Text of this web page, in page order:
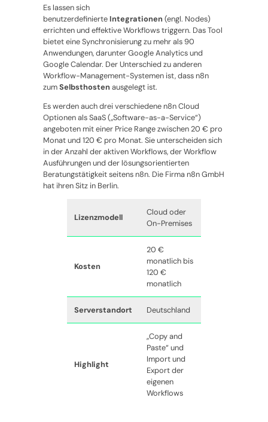
Es lassen sich
benutzerdefinierte Integrationen (engl. Nodes)
errichten und effektive Workflows triggern. Das Tool
bietet eine Synchronisierung zu mehr als 90
Anwendungen, darunter Google Analytics und
Google Calendar. Der Unterschied zu anderen
Workflow-Management-Systemen ist, dass n8n
zumSelbsthosten ausgelegt ist.
Es werden auch drei verschiedene n8n Cloud
Optionen als SaaS („Software-as-a-Service“)
angeboten mit einer Price Range zwischen 20 € pro
Monat und 120 € pro Monat. Sie unterscheiden sich
in der Anzahl der aktiven Workflows, der Workflow
Ausführungen und der lösungsorientierten
Beratungstätigkeit seitens n8n. Die Firma n8n GmbH
hat ihren Sitz in Berlin.
Lizenzmodell
Cloud oder
On-Premises
Kosten
20 €
monatlich bis
120 €
monatlich
Serverstandort Deutschland
Highlight
„Copy and
Paste“ und
Import und
Export der
eigenen
Workflows